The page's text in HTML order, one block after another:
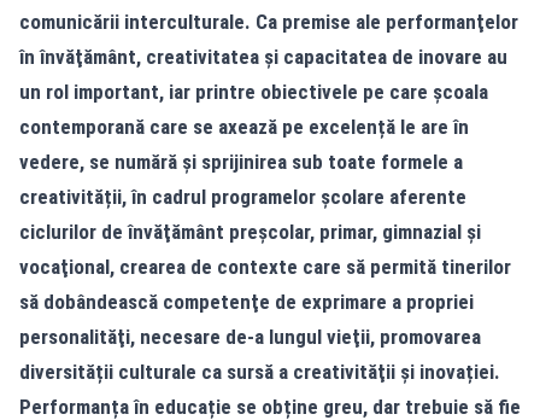
comunicării interculturale. Ca premise ale performanţelor
în învăţământ, creativitatea şi capacitatea de inovare au
un rol important, iar printre obiectivele pe care şcoala
contemporană care se axează pe excelență le are în
vedere, se numără și sprijinirea sub toate formele a
creativității, în cadrul programelor şcolare aferente
ciclurilor de învăţământ preşcolar, primar, gimnazial şi
vocaţional, crearea de contexte care să permită tinerilor
să dobândească competenţe de exprimare a propriei
personalităţi, necesare de-a lungul vieţii, promovarea
diversității culturale ca sursă a creativităţii şi inovației.
Performanța în educație se obține greu, dar trebuie să fie